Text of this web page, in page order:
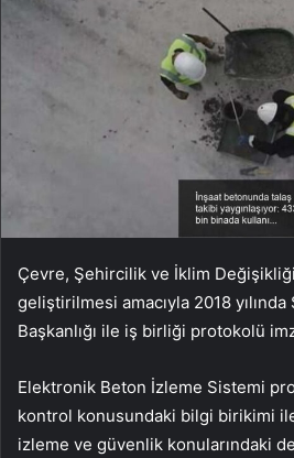
Çevre, Şehircilik ve İklim Değişikliği
geliştirilmesi amacıyla 2018
Başkanlığı ile iş birliği protokolü
Elektronik Beton İzleme Sistemi
kontrol konusundaki bilgi birikimi ile
izleme ve güvenlik konularındaki